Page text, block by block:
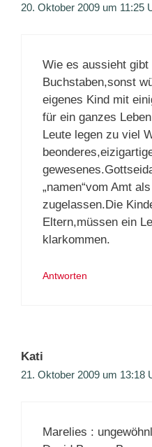
20. Oktober 2009 um 11:25
Wie es aussieht
Buchstaben,sonst
eigenes Kind mit
für ein ganzes
Leute legen zu viel
„namen“vom Amt
zugelassen.Die
Eltern,müssen ein
klarkommen.
Antworten
Kati
21. Oktober 2009 um 13:18
Marelies :